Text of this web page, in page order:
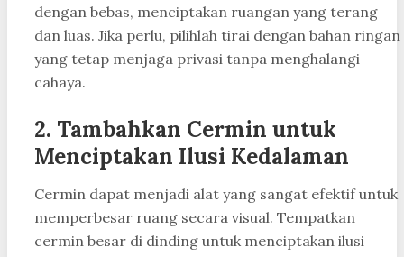
dengan bebas, menciptakan ruangan yang terang
dan luas. Jika perlu, pilihlah tirai dengan bahan ringan
yang tetap menjaga privasi tanpa menghalangi
cahaya.
2. Tambahkan Cermin untuk
Menciptakan Ilusi Kedalaman
Cermin dapat menjadi alat yang sangat efektif untuk
memperbesar ruang secara visual. Tempatkan
cermin besar di dinding untuk menciptakan ilusi